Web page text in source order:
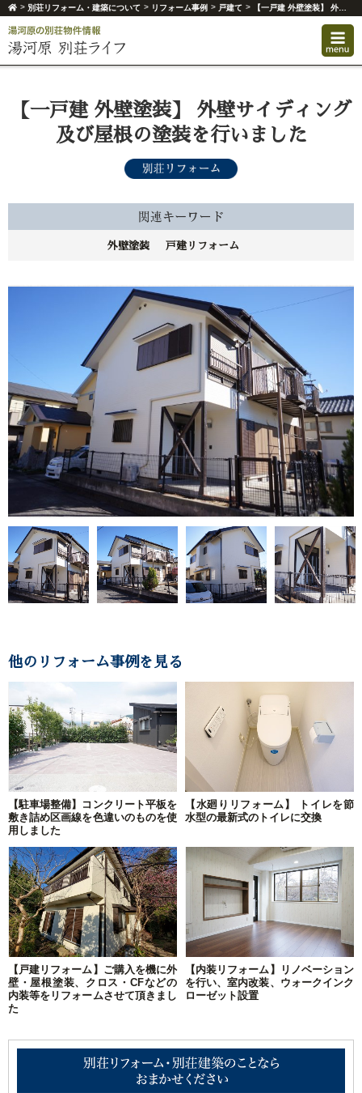
> 別荘リフォーム・建築について > リフォーム事例 > 戸建て > 【一戸建 外壁塗装】 外壁サイディング及び屋根の塗装を行いました
【一戸建 外壁塗装】 外壁サイディング
及び屋根の塗装を行いました
外壁塗装 戸建リフォーム
他のリフォーム事例を見る
【駐車場整備】コンクリート平板を
敷き詰め区画線を色違いのものを使
用しました
【水廻りリフォーム】 トイレを節
水型の最新式のトイレに交換
【戸建リフォーム】ご購入を機に外
壁・屋根塗装、クロス・CFなどの
内装等をリフォームさせて頂きまし
た
【内装リフォーム】リノベーション
を行い、室内改装、ウォークインク
ローゼット設置